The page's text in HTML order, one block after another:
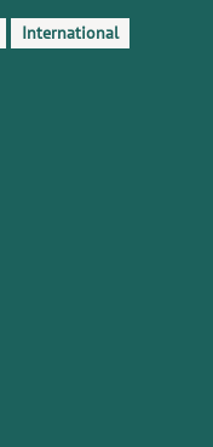
International